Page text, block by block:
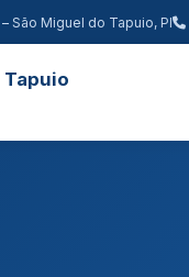
São Miguel do Tapuio, PI